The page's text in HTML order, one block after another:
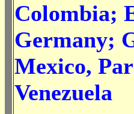
Colombia;
Germany;
Mexico,
Venezuela